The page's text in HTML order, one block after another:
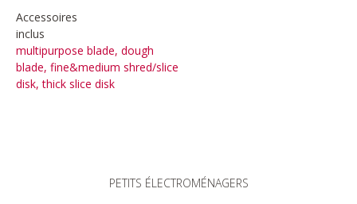
Accessoires
inclus
multipurpose blade, dough
blade, fine&medium shred/slice
disk, thick slice disk
PETITS ÉLECTROMÉNAGERS